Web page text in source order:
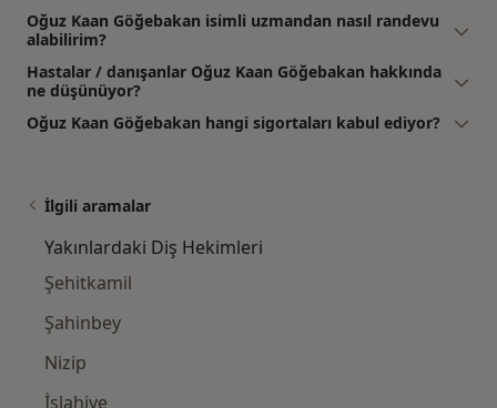
Oğuz Kaan Göğebakan isimli uzmandan nasıl randevu
alabilirim?
Hastalar / danışanlar Oğuz Kaan Göğebakan hakkında
ne düşünüyor?
Oğuz Kaan Göğebakan hangi sigortaları kabul ediyor?
İlgili aramalar
Yakınlardaki Diş Hekimleri
Şehitkamil
Şahinbey
Nizip
İslahiye